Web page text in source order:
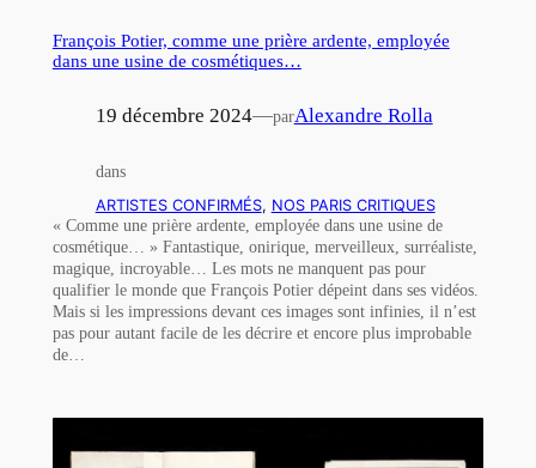
François Potier, comme une prière ardente, employée
dans une usine de cosmétiques…
19 décembre 2024—parAlexandre Rolla
dans
ARTISTES CONFIRMÉS, NOS PARIS CRITIQUES
« Comme une prière ardente, employée dans une usine de
cosmétique… » Fantastique, onirique, merveilleux, surréaliste,
magique, incroyable… Les mots ne manquent pas pour
qualifier le monde que François Potier dépeint dans ses vidéos.
Mais si les impressions devant ces images sont infinies, il n’est
pas pour autant facile de les décrire et encore plus improbable
de…